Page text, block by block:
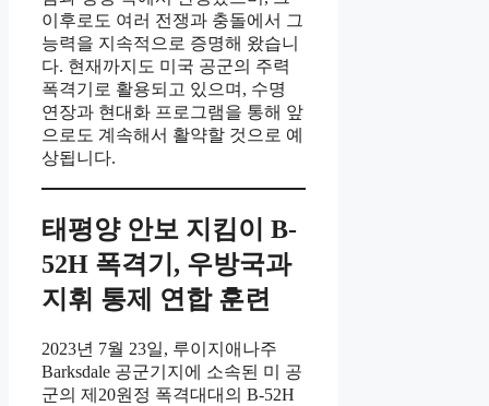
이후로도 여러 전쟁과 충돌에서 그
능력을 지속적으로 증명해 왔습니
다. 현재까지도 미국 공군의 주력
폭격기로 활용되고 있으며, 수명
연장과 현대화 프로그램을 통해 앞
으로도 계속해서 활약할 것으로 예
상됩니다.
태평양 안보 지킴이 B-
52H 폭격기, 우방국과
지휘 통제 연합 훈련
2023년 7월 23일, 루이지애나주
Barksdale 공군기지에 소속된 미 공
군의 제20원정 폭격대대의 B-52H